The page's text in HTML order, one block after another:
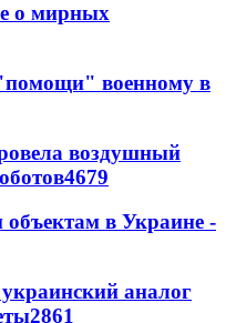
о мирных
военному в
воздушный
4679
в Украине -
аналог
2861